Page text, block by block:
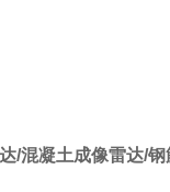
/混凝土成像雷达/